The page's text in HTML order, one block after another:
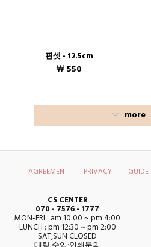
핀셋 - 12.5cm
￦ 550
more
AGREEMENT PRIVACY GUIDE
CS CENTER
070 - 7576 - 1777
MON-FRI : am 10:00 ~ pm 4:00
LUNCH : pm 12:30 ~ pm 2:00
SAT,SUN CLOSED